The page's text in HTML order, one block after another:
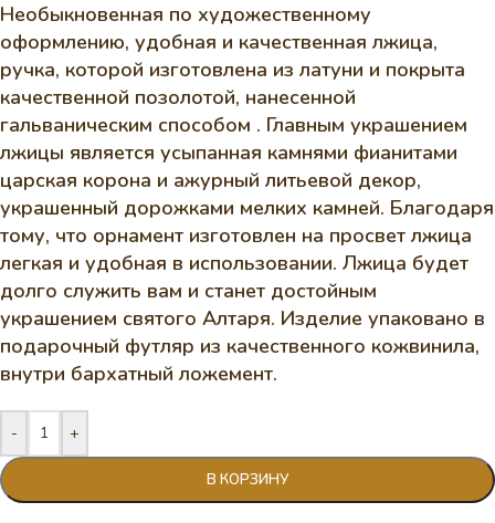
Необыкновенная по художественному
оформлению, удобная и качественная лжица,
ручка, которой изготовлена из латуни и покрыта
качественной позолотой, нанесенной
гальваническим способом . Главным украшением
лжицы является усыпанная камнями фианитами
царская корона и ажурный литьевой декор,
украшенный дорожками мелких камней. Благодаря
тому, что орнамент изготовлен на просвет лжица
легкая и удобная в использовании. Лжица будет
долго служить вам и станет достойным
украшением святого Алтаря. Изделие упаковано в
подарочный футляр из качественного кожвинила,
внутри бархатный ложемент.
- +
В КОРЗИНУ